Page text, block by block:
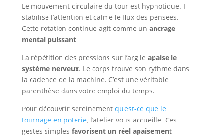
Le mouvement circulaire du tour est hypnotique. Il
stabilise l’attention et calme le flux des pensées.
Cette rotation continue agit comme un ancrage
mental puissant.
La répétition des pressions sur l’argile apaise le
système nerveux. Le corps trouve son rythme dans
la cadence de la machine. C’est une véritable
parenthèse dans votre emploi du temps.
Pour découvrir sereinement qu’est-ce que le
tournage en poterie, l’atelier vous accueille. Ces
gestes simples favorisent un réel apaisement